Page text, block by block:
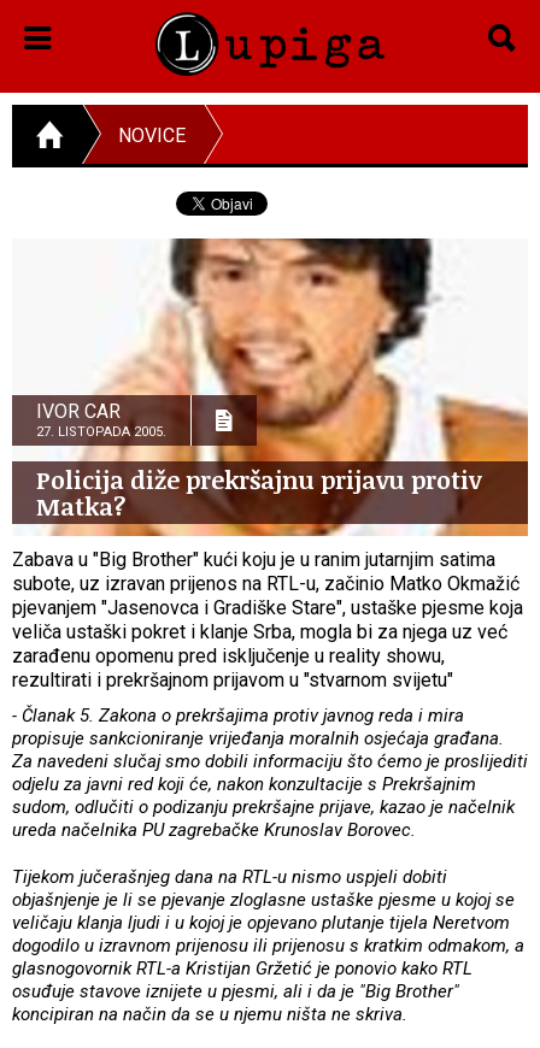
NOVICE
IVOR CAR
27. LISTOPADA 2005.
Policija diže prekršajnu prijavu protiv
Matka?
Zabava u "Big Brother" kući koju je u ranim jutarnjim satima
subote, uz izravan prijenos na RTL-u, začinio Matko Okmažić
pjevanjem "Jasenovca i Gradiške Stare", ustaške pjesme koja
veliča ustaški pokret i klanje Srba, mogla bi za njega uz već
zarađenu opomenu pred isključenje u reality showu,
rezultirati i prekršajnom prijavom u "stvarnom svijetu"
- Članak 5. Zakona o prekršajima protiv javnog reda i mira
propisuje sankcioniranje vrijeđanja moralnih osjećaja građana.
Za navedeni slučaj smo dobili informaciju što ćemo je proslijediti
odjelu za javni red koji će, nakon konzultacije s Prekršajnim
sudom, odlučiti o podizanju prekršajne prijave, kazao je načelnik
ureda načelnika PU zagrebačke Krunoslav Borovec.
Tijekom jučerašnjeg dana na RTL-u nismo uspjeli dobiti
objašnjenje je li se pjevanje zloglasne ustaške pjesme u kojoj se
veličaju klanja ljudi i u kojoj je opjevano plutanje tijela Neretvom
dogodilo u izravnom prijenosu ili prijenosu s kratkim odmakom, a
glasnogovornik RTL-a Kristijan Gržetić je ponovio kako RTL
osuđuje stavove iznijete u pjesmi, ali i da je "Big Brother"
koncipiran na način da se u njemu ništa ne skriva.